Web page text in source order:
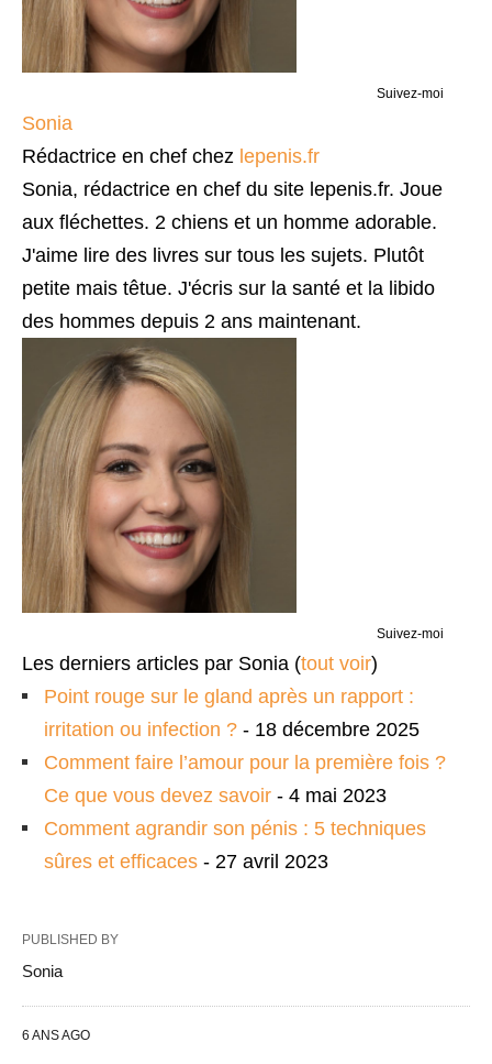
Suivez-moi
Sonia
Rédactrice en chef chez lepenis.fr
Sonia, rédactrice en chef du site lepenis.fr. Joue
aux fléchettes. 2 chiens et un homme adorable.
J'aime lire des livres sur tous les sujets. Plutôt
petite mais têtue. J'écris sur la santé et la libido
des hommes depuis 2 ans maintenant.
Suivez-moi
Les derniers articles par Sonia (tout voir)
Point rouge sur le gland après un rapport :
irritation ou infection ? - 18 décembre 2025
Comment faire l’amour pour la première fois ?
Ce que vous devez savoir - 4 mai 2023
Comment agrandir son pénis : 5 techniques
sûres et efficaces - 27 avril 2023
PUBLISHED BY
Sonia
6 ANS AGO